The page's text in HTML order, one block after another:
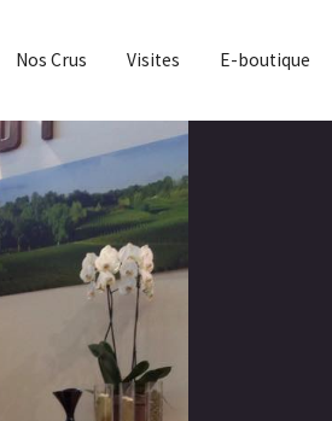
Nos Crus Visites E-boutique